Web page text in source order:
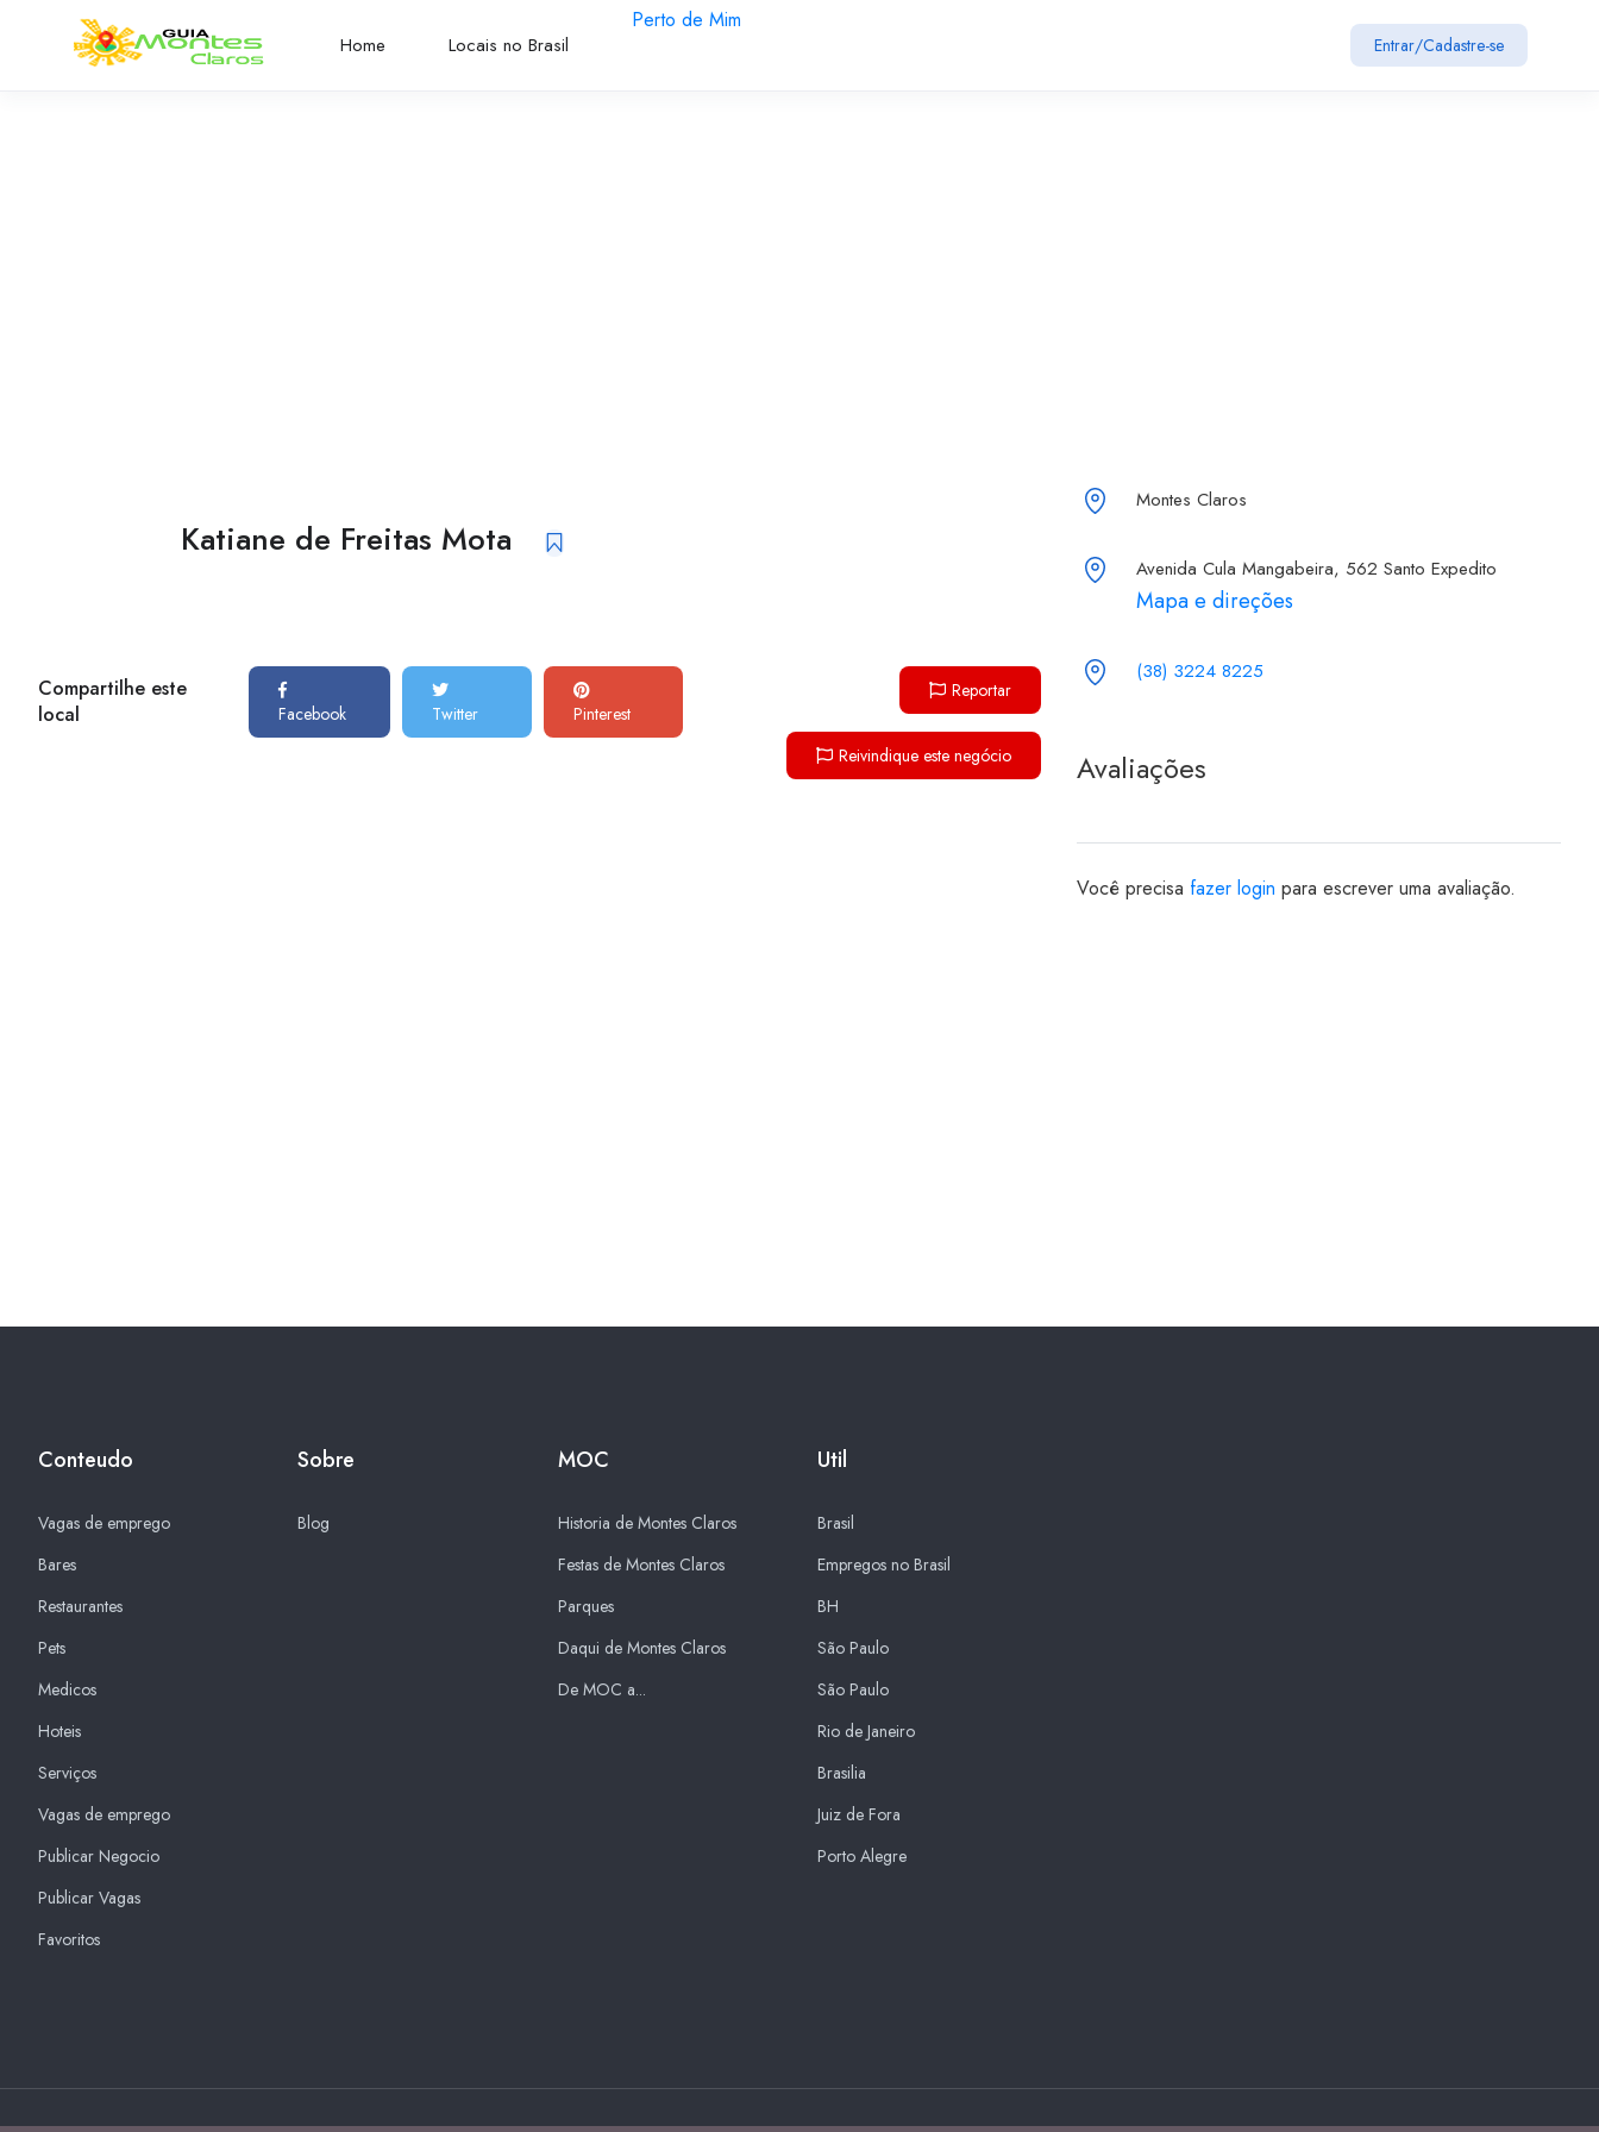
Home Locais no Brasil
Perto de Mim
Entrar/Cadastre-se
Katiane de Freitas Mota
Compartilhe este
local
Facebook Twitter Pinterest
Reportar
Reivindique este negócio
Montes Claros
Avenida Cula Mangabeira, 562 Santo Expedito
Mapa e direções
(38) 3224 8225
Avaliações
Você precisa fazer login para escrever uma avaliação.
Conteudo
Vagas de emprego
Bares
Restaurantes
Pets
Medicos
Hoteis
Serviços
Vagas de emprego
Publicar Negocio
Publicar Vagas
Favoritos
Sobre
Blog
MOC
Historia de Montes Claros
Festas de Montes Claros
Parques
Daqui de Montes Claros
De MOC a...
Util
Brasil
Empregos no Brasil
BH
São Paulo
São Paulo
Rio de Janeiro
Brasilia
Juiz de Fora
Porto Alegre